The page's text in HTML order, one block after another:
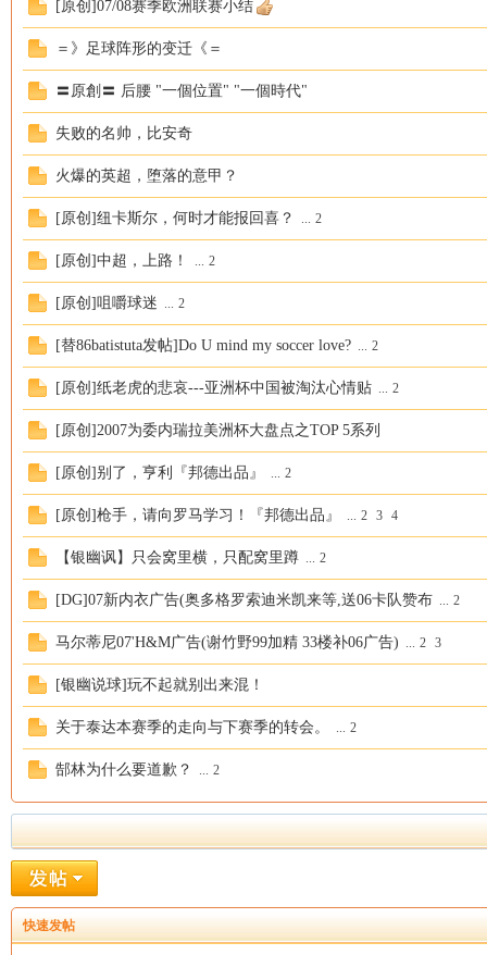
[原创]07/08赛季欧洲联赛小结
＝》足球阵形的变迁《＝
〓原創〓 后腰 "一個位置" "一個時代"
失败的名帅，比安奇
火爆的英超，堕落的意甲？
[原创]纽卡斯尔，何时才能报回喜？ ... 2
[原创]中超，上路！ ... 2
[原创]咀嚼球迷 ... 2
[替86batistuta发帖]Do U mind my soccer love? ... 2
[原创]纸老虎的悲哀---亚洲杯中国被淘汰心情贴 ... 2
[原创]2007为委内瑞拉美洲杯大盘点之TOP 5系列
[原创]别了，亨利『邦德出品』 ... 2
[原创]枪手，请向罗马学习！『邦德出品』 ... 2 3 4
【银幽讽】只会窝里横，只配窝里蹲 ... 2
[DG]07新内衣广告(奥多格罗索迪米凯来等,送06卡队赞布 ... 2
马尔蒂尼07'H&M广告(谢竹野99加精 33楼补06广告) ... 2 3
[银幽说球]玩不起就别出来混！
关于泰达本赛季的走向与下赛季的转会。 ... 2
郜林为什么要道歉？ ... 2
快速发帖